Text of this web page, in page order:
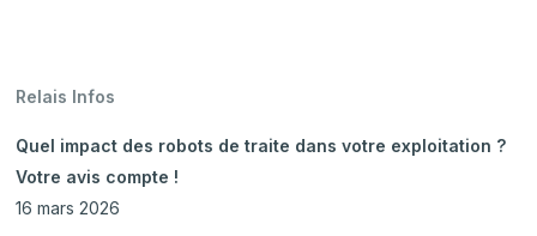
Relais Infos
Quel impact des robots de traite dans votre exploitation ?
Votre avis compte !
16 mars 2026